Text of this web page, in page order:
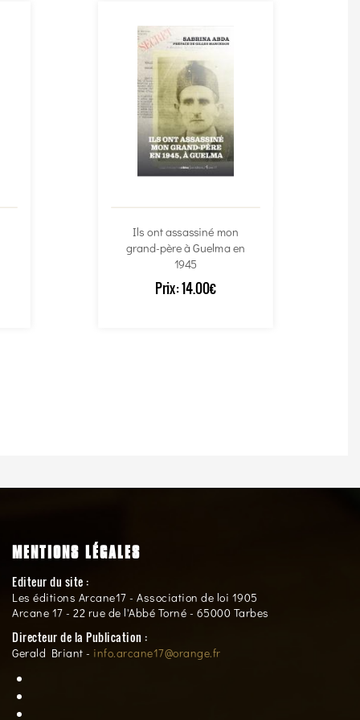
Ils ont assassiné mon
grand-père à Guelma en
1945
Prix:14.00€
MENTIONS LÉGALES
Editeur du site :
Les éditions Arcane17 - Association de loi 1905
Arcane 17 - 22 rue de l'Abbé Torné - 65000 Tarbes
Directeur de la Publication :
Gerald Briant - info.arcane17@orange.fr